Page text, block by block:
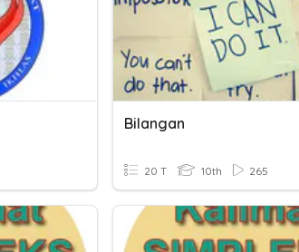
Bilangan
20 T 10th 265